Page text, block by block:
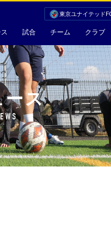
試合 チーム クラブ
東京ユナイテッド
ース